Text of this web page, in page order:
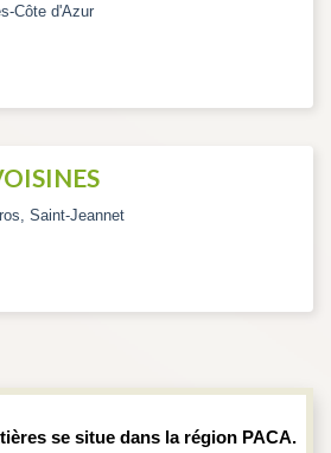
Côte d'Azur
Saint-Jeannet